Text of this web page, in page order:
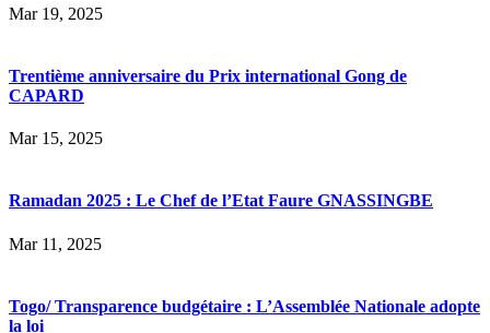
Mar 19, 2025
Trentième anniversaire du Prix international Gong de
CAPARD
Mar 15, 2025
Ramadan 2025 : Le Chef de l’Etat Faure GNASSINGBE
Mar 11, 2025
Togo/ Transparence budgétaire : L’Assemblée Nationale adopte
la loi